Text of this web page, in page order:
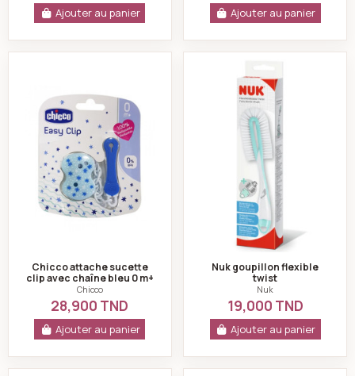
Ajouter au panier Ajouter au panier
Chicco attache sucette
clip avec chaîne bleu 0 m+
Chicco
28,900 TND
Ajouter au panier
Nuk goupillon flexible
twist
Nuk
19,000 TND
Ajouter au panier